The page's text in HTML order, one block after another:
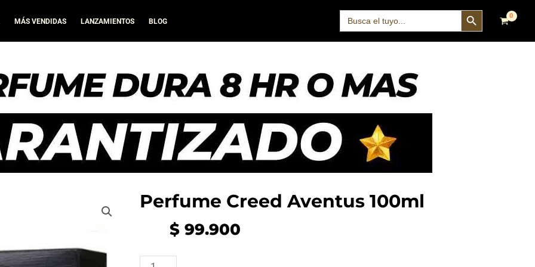
MÁS VENDIDAS LANZAMIENTOS BLOG
Search
for:
SEARCH BUTTON
Perfume Creed Aventus 100ml
$ 99.900
Perfume